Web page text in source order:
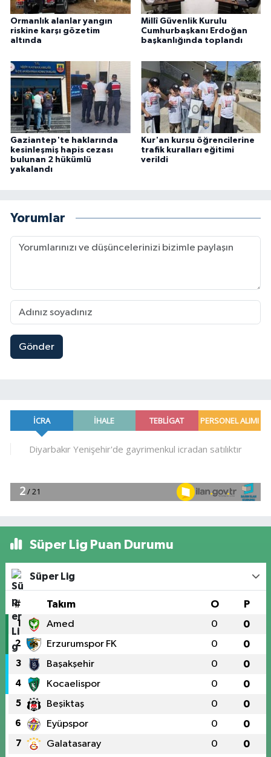
Ormanlık alanlar yangın
riskine karşı gözetim
altında
Millî Güvenlik Kurulu
Cumhurbaşkanı Erdoğan
başkanlığında toplandı
Gaziantep'te haklarında
kesinleşmiş hapis cezası
bulunan 2 hükümlü
yakalandı
Kur'an kursu öğrencilerine
trafik kuralları eğitimi
verildi
Yorumlar
Gönder
Süper Lig Puan Durumu
Süper Lig
# Takım O P
1 Amed 0 0
2 Erzurumspor FK 0 0
3 Başakşehir 0 0
4 Kocaelispor 0 0
5 Beşiktaş 0 0
6 Eyüpspor 0 0
7 Galatasaray 0 0